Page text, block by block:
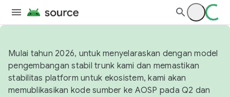
Mulai tahun 2026, untuk menyelaraskan dengan model
pengembangan stabil trunk kami dan memastikan
stabilitas platform untuk ekosistem, kami akan
memublikasikan kode sumber ke AOSP pada Q2 dan